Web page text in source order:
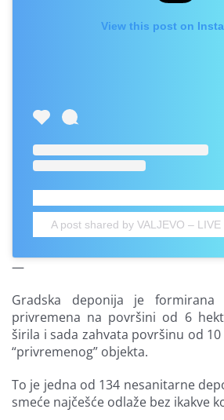
View this post on
A post shared by VALJEVO –
—
Gradska deponija je formirana
privremena na površini od 6
širila i sada zahvata površinu od
“privremenog” objekta.
To je jedna od 134 nesanitarne
smeće najčešće odlaže bez ikakve